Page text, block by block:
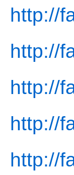
http://
http://
http://
http://
http://